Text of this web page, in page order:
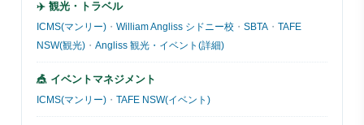
✈️ 観光・トラベル
ICMS(マンリー) ・ William Angliss シドニー校 ・ SBTA ・ TAFE
NSW(観光) ・ Angliss 観光・イベント(詳細)
🎪 イベントマネジメント
ICMS(マンリー) ・ TAFE NSW(イベント)